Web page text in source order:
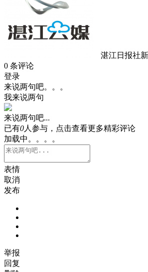
湛江日报社
0 条评论
登录
来说两句吧。。。
我来说两句
来说两句吧...
已有0人参与，点击查看更多精彩评论
加载中。。。。
表情
取消
发布
举报
回复